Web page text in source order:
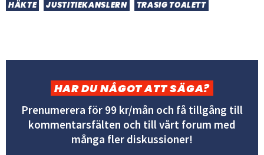
HÄKTE JUSTITIEKANSLERN TRASIG TOALETT
HAR DU NÅGOT ATT SÄGA?
Prenumerera för 99 kr/mån och få tillgång till
kommentarsfälten och till vårt forum med
många fler diskussioner!